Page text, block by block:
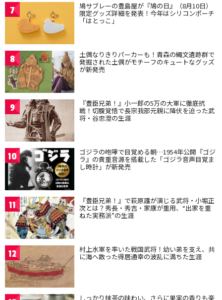
7 鳩サブレーの豊島屋が『鳩の日』（8月10日）
限定グッズ詳細を発表！今年はシリコンポーチ
「はとっこ」
8 土偶なりきりパーカーも！青森の縄文遺跡群で
発掘された土偶がモチーフのキュートなグッズ
が新発売
9 『豊臣兄弟！』小一郎の5万の大軍に徹底抗
戦！切腹覚悟で長宗我部元親に降伏を迫った武
将・谷忠澄の生涯
10 ゴジラの咆哮で目覚める朝…1954年公開『ゴジ
ラ』の貴重音源を搭載した「ゴジラ音声目覚ま
し時計」が新発売
11 『豊臣兄弟！』で萩原護が演じる武将・小堀正
次とは？秀長・秀吉・家康が重用、“出家を重
ねた実務派”の生涯
12 村上水軍を率いた戦国武将！幼い弟を支え、共
に海へ散った得居通幸の波乱に満ちた生涯
しっかり抹茶の味わい、さらに果実の香りも楽